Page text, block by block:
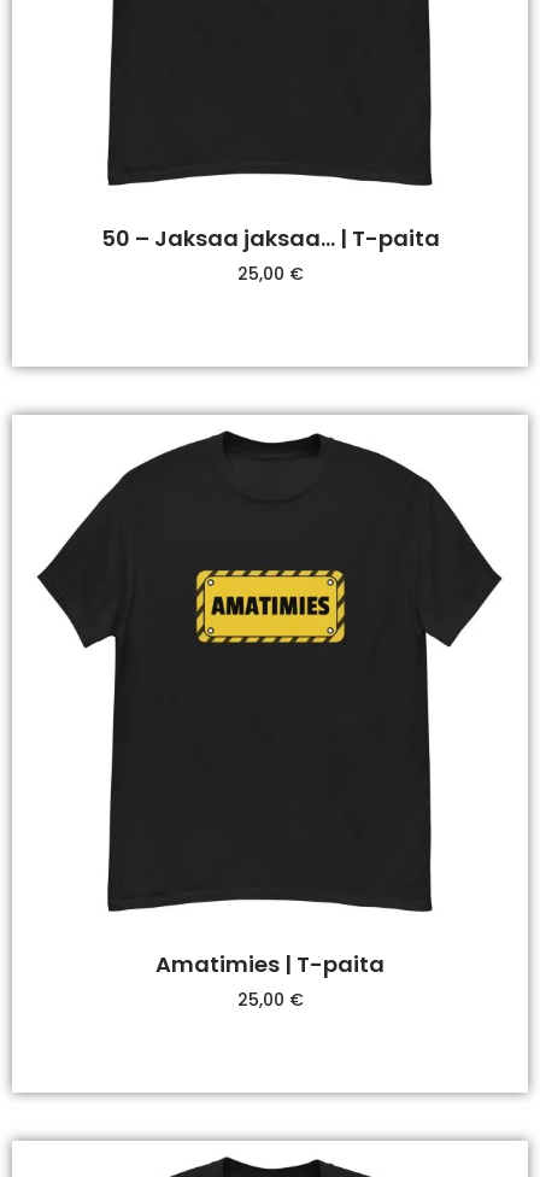
50 – Jaksaa jaksaa… | T-paita
25,00 €
Amatimies | T-paita
25,00 €